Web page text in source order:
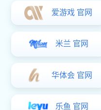
合“GMP”的粉体混合设备。用途及特点
■ 本机广泛用于医药，化工，食品，染
料，饲料，化···
SYH系列三维运动混合机